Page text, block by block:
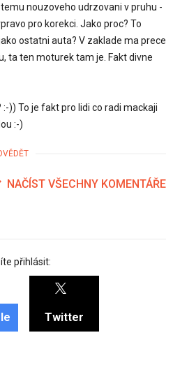
nouzoveho udrzovani v pruhu -
pro korekci. Jako proc? To
ostatni auta? V zaklade ma prece
ta ten moturek tam je. Fakt divne
)) To je fakt pro lidi co radi mackaji
:-)
NAČÍST VŠECHNY KOMENTÁŘE
přihlásit:
Twitter